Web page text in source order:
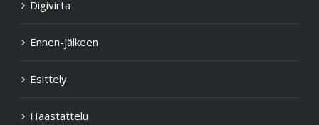
Digivirta
Ennen-jälkeen
Esittely
Haastattelu